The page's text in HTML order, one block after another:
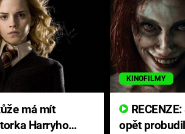
má mít
Harryho
KINOFILMY
opět